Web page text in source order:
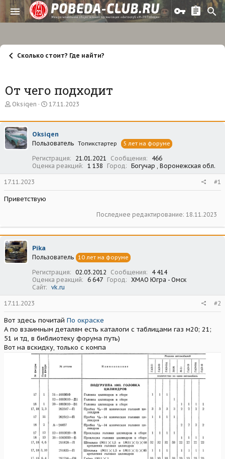
Сколько стоит? Где найти?
От чего подходит
А
т
о
р
т
Oksiqen
Д
т
н
а
а
л
а
17.11.2023
Oksiqen
Пользователь Топикстартер 5 лет на форуме
Регистрация 21.01.2021 Сообщения
466
Оценка реакций
1 138 Город Богучар , Воронежская обл.
17.11.2023 #1
Приветствую
Последнее редактирование: 18.11.2023
Pika
Пользователь 10 лет на форуме
Регистрация 02.03.2012 Сообщения
4 414
Оценка реакций
6 647 Город
ХМАО Югра - Омск
Сайт
vk.ru
17.11.2023 #2
Вот здесь почитай По окраске
А по взаимным деталям есть каталоги с таблицами газ м20; 21;
51 и тд, в библиотеку форума путь)
Вот на вскидку, только с компа